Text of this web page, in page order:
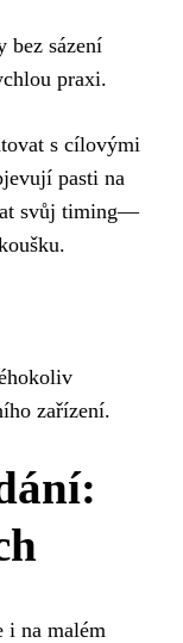
bez sázení
praxi.
s cílovými
pasti na
svůj timing—
zařízení.
i na malém